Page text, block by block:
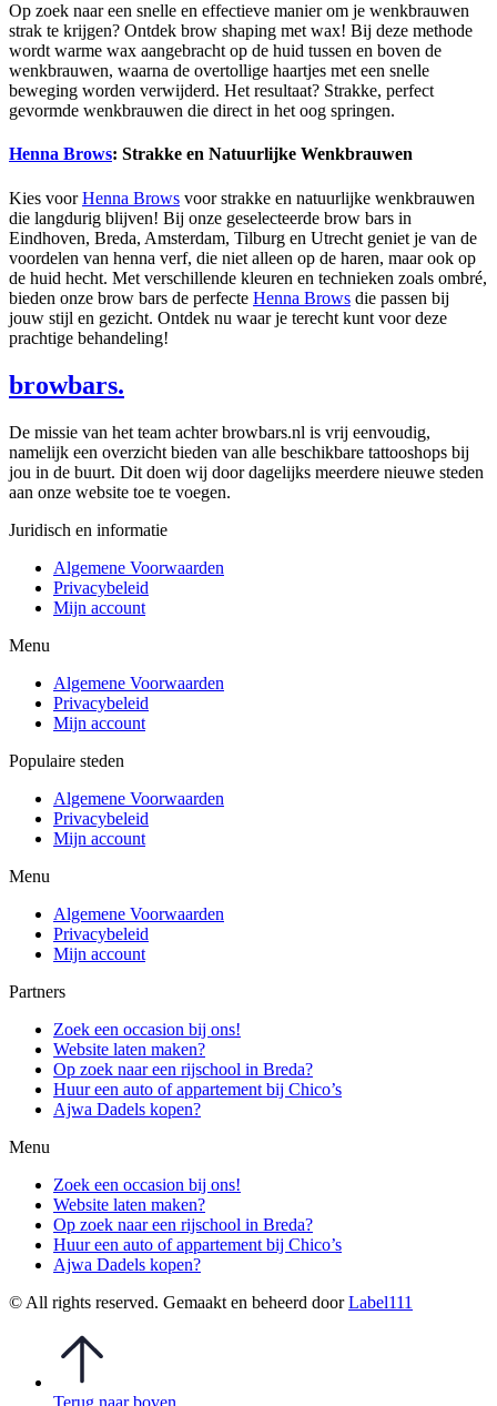
Op zoek naar een snelle en effectieve manier om je wenkbrauwen
strak te krijgen? Ontdek brow shaping met wax! Bij deze methode
wordt warme wax aangebracht op de huid tussen en boven de
wenkbrauwen, waarna de overtollige haartjes met een snelle
beweging worden verwijderd. Het resultaat? Strakke, perfect
gevormde wenkbrauwen die direct in het oog springen.
Henna Brows: Strakke en Natuurlijke Wenkbrauwen
Kies voorHenna Brows voor strakke en natuurlijke wenkbrauwen
die langdurig blijven! Bij onze geselecteerde brow bars in
Eindhoven, Breda, Amsterdam, Tilburg en Utrecht geniet je van de
voordelen van henna verf, die niet alleen op de haren, maar ook op
de huid hecht. Met verschillende kleuren en technieken zoals ombré,
bieden onze brow bars de perfecte Henna Brows die passen bij
jouw stijl en gezicht. Ontdek nu waar je terecht kunt voor deze
prachtige behandeling!
browbars.
De missie van het team achter browbars.nl is vrij eenvoudig,
namelijk een overzicht bieden van alle beschikbare tattooshops bij
jou in de buurt. Dit doen wij door dagelijks meerdere nieuwe steden
aan onze website toe te voegen.
Juridisch en informatie
Algemene Voorwaarden
Privacybeleid
Mijn account
Menu
Algemene Voorwaarden
Privacybeleid
Mijn account
Populaire steden
Algemene Voorwaarden
Privacybeleid
Mijn account
Menu
Algemene Voorwaarden
Privacybeleid
Mijn account
Partners
Zoek een occasion bij ons!
Website laten maken?
Op zoek naar een rijschool in Breda?
Huur een auto of appartement bij Chico’s
Ajwa Dadels kopen?
Menu
Zoek een occasion bij ons!
Website laten maken?
Op zoek naar een rijschool in Breda?
Huur een auto of appartement bij Chico’s
Ajwa Dadels kopen?
© All rights reserved. Gemaakt en beheerd doorLabel111
Terug naar boven